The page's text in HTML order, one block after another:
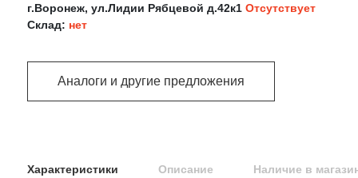
г.Воронеж, ул.Лидии Рябцевой д.42к1 Отсутствует
Склад: нет
Аналоги и другие предложения
Характеристики Описание Наличие в